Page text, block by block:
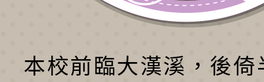
本校前臨大漢溪，後倚